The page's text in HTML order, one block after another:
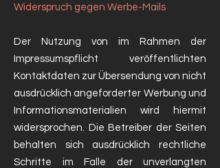
Widerspruch gegen Werbe-Mails
Der Nutzung von im Rahmen der
Impressumspflicht veröffentlichten
Kontaktdaten zur Übersendung von nicht
ausdrücklich angeforderter Werbung und
Informationsmaterialien wird hiermit
widersprochen. Die Betreiber der Seiten
behalten sich ausdrücklich rechtliche
Schritte im Falle der unverlangten